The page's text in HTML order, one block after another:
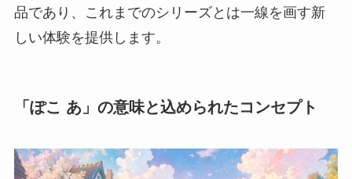
品であり、これまでのシリーズとは一線を画す新
しい体験を提供します。
「ぽこ あ」の意味と込められたコンセプト